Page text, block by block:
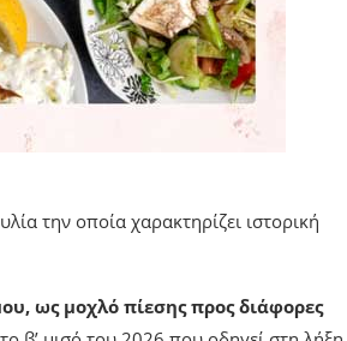
την οποία χαρακτηρίζει ιστορική
ως μοχλό πίεσης προς διάφορες